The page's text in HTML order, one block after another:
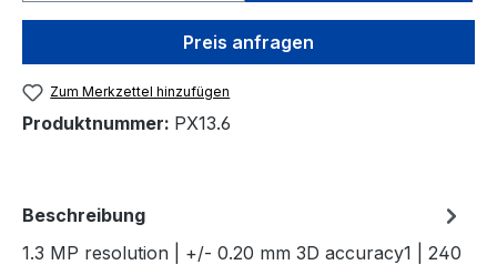
Preis anfragen
Zum Merkzettel hinzufügen
Produktnummer: PX13.6
Beschreibung
1.3 MP resolution | +/- 0.20 mm 3D accuracy1 | 240